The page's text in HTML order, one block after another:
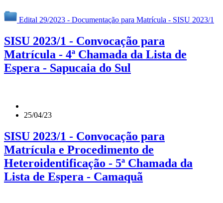
Edital 29/2023 - Documentação para Matrícula - SISU 2023/1
SISU 2023/1 - Convocação para
Matrícula - 4ª Chamada da Lista de
Espera - Sapucaia do Sul
25/04/23
SISU 2023/1 - Convocação para
Matrícula e Procedimento de
Heteroidentificação - 5ª Chamada da
Lista de Espera - Camaquã